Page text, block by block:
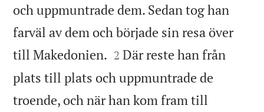
och uppmuntrade dem. Sedan tog han
farväl av dem och började sin resa över
till Makedonien. 

2 Där reste han från
plats till plats och uppmuntrade de
troende, och när han kom fram till